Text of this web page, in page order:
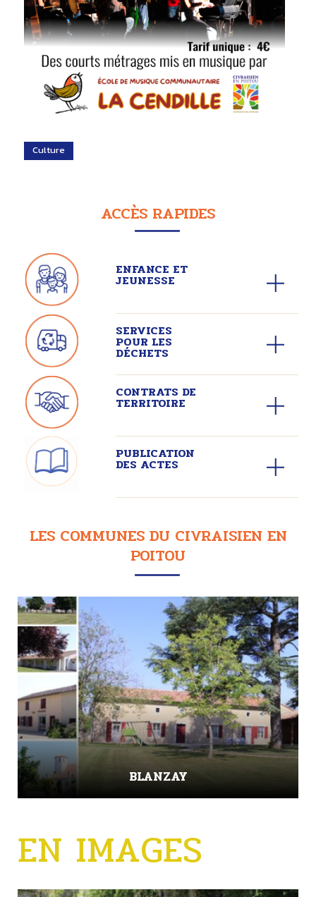
Culture
ACCÈS RAPIDES
ENFANCE ET
JEUNESSE
SERVICES
POUR LES
DÉCHETS
CONTRATS DE
TERRITOIRE
PUBLICATION
DES ACTES
LES COMMUNES DU CIVRAISIEN EN
POITOU
BLANZAY
EN IMAGES